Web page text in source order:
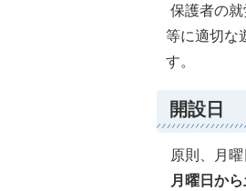
保護者の
等に適切な
す。
開設日
原則、月
月曜日か